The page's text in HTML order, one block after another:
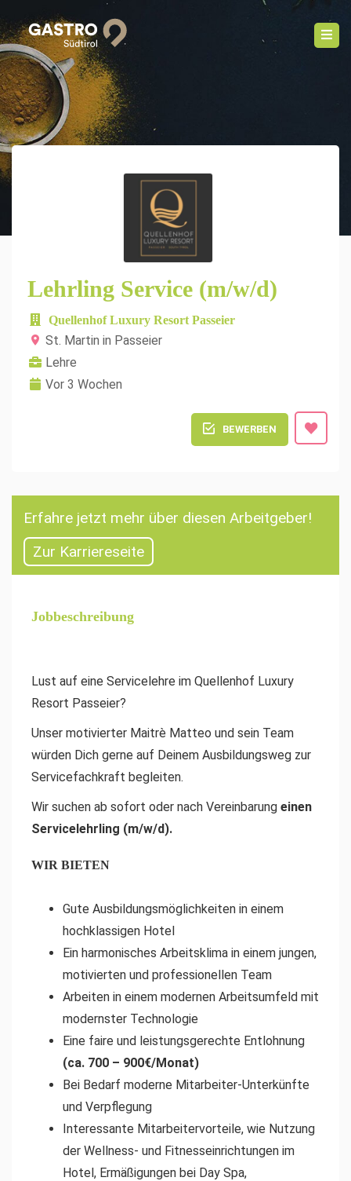
Lehrling Service (m/w/d)
Quellenhof Luxury Resort Passeier
St. Martin in Passeier
Lehre
Vor 3 Wochen
BEWERBEN
Erfahre jetzt mehr über diesen Arbeitgeber!
Zur Karriereseite
Jobbeschreibung
Lust auf eine Servicelehre im Quellenhof Luxury
Resort Passeier?
Unser motivierter Maitrè Matteo und sein Team
würden Dich gerne auf Deinem Ausbildungsweg zur
Servicefachkraft begleiten.
Wir suchen ab sofort oder nach Vereinbarung einen
Servicelehrling (m/w/d).
WIR BIETEN
Gute Ausbildungsmöglichkeiten in einem
hochklassigen Hotel
Ein harmonisches Arbeitsklima in einem jungen,
motivierten und professionellen Team
Arbeiten in einem modernen Arbeitsumfeld mit
modernster Technologie
Eine faire und leistungsgerechte Entlohnung
(ca. 700 – 900€/Monat)
Bei Bedarf moderne Mitarbeiter-Unterkünfte
und Verpflegung
Interessante Mitarbeitervorteile, wie Nutzung
der Wellness- und Fitnesseinrichtungen im
Hotel, Ermäßigungen bei Day Spa,